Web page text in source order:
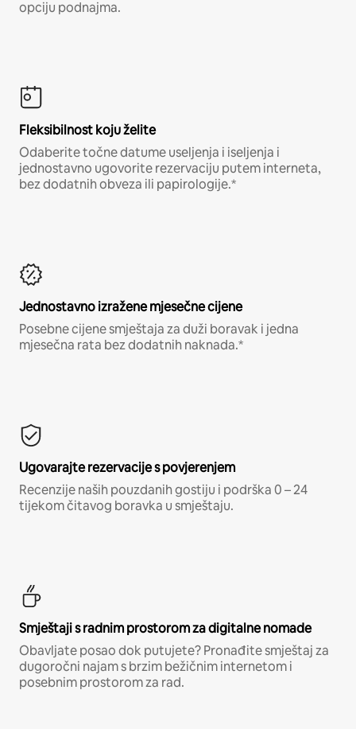
opciju podnajma.
Fleksibilnost koju želite
Odaberite točne datume useljenja i iseljenja i
jednostavno ugovorite rezervaciju putem interneta,
bez dodatnih obveza ili papirologije.*
Jednostavno izražene mjesečne cijene
Posebne cijene smještaja za duži boravak i jedna
mjesečna rata bez dodatnih naknada.*
Ugovarajte rezervacije s povjerenjem
Recenzije naših pouzdanih gostiju i podrška 0 – 24
tijekom čitavog boravka u smještaju.
Smještaji s radnim prostorom za digitalne nomade
Obavljate posao dok putujete? Pronađite smještaj za
dugoročni najam s brzim bežičnim internetom i
posebnim prostorom za rad.